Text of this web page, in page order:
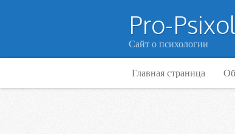
Pro-
Сайт о психологии
Главная страница